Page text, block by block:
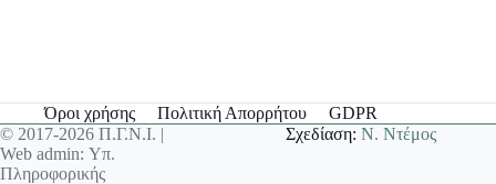
Όροι χρήσης Πολιτική Απορρήτου
GDPR
© 2017-2026 Π.Γ.Ν.Ι. |
Web admin: Υπ.
Πληροφορικής
Σχεδίαση:Ν. Ντέμος